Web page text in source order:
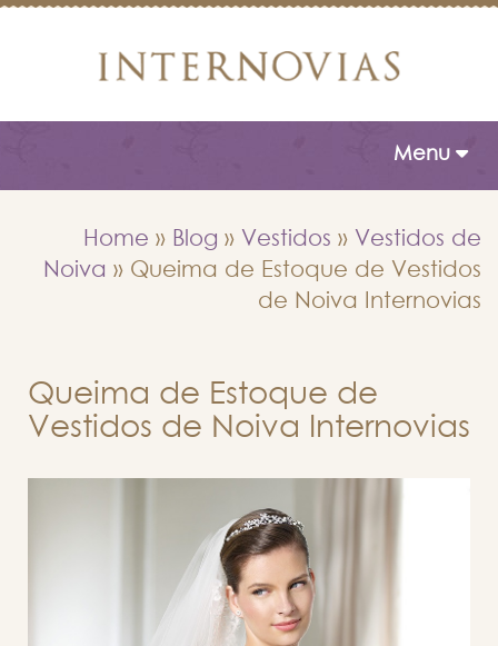
Toggle
Menu
Home » Blog » Vestidos » Vestidos de
Noiva » Queima de Estoque de Vestidos
de Noiva Internovias
Queima de Estoque de
Vestidos de Noiva Internovias